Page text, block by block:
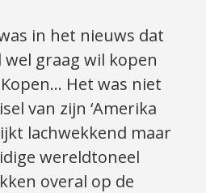
in het nieuws dat
graag wil kopen
Het was niet
van zijn ‘Amerika
lachwekkend maar
wereldtoneel
overal op de